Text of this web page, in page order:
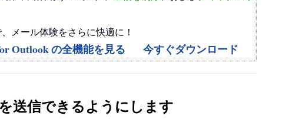
メール体験をさらに快適に！
Outlook の全機能を見る 今すぐダウンロード
送信できるようにします